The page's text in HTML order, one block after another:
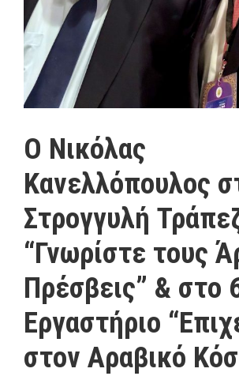
Ο Νικόλας
Κανελλόπουλος
Στρογγυλή
“Γνωρίστε τους
Πρέσβεις” & στο
Εργαστήριο
στον Αραβικό